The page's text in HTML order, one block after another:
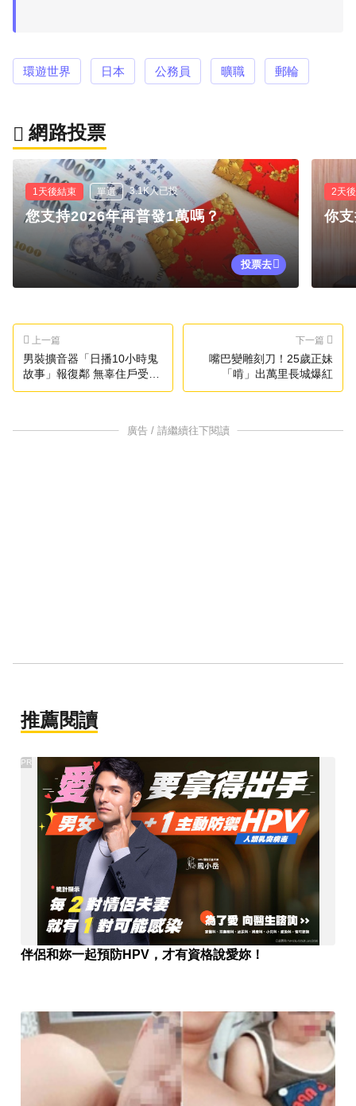
環遊世界 日本 公務員 曠職 郵輪
網路投票
1天後結束 單選 3.1K人已投
您支持2026年再普發1萬嗎？
投票去
2天
你
上一篇
男裝擴音器「日播10小時鬼
故事」報復鄰 無辜住戶受波
及！法院出手了
下一篇
嘴巴變雕刻刀！25歲正妹
「啃」出萬里長城爆紅
廣告 / 請繼續往下閱讀
推薦閱讀
伴侶和妳一起預防HPV，才有資格說愛妳！
PR